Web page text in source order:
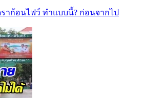
ราก้อนไฟว์ ทำแบบนี้? ก่อนจากไป